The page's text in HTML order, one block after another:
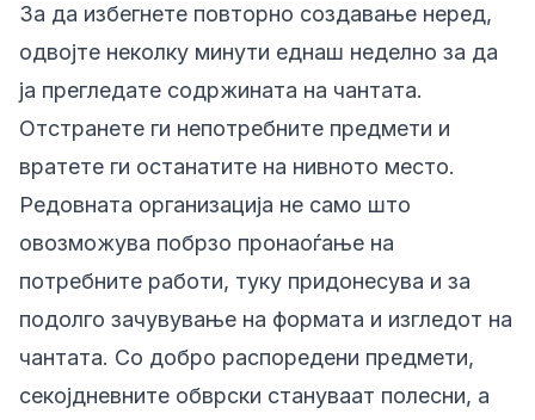
За да избегнете повторно создавање неред,
одвојте неколку минути еднаш неделно за да
ја прегледате содржината на чантата.
Отстранете ги непотребните предмети и
вратете ги останатите на нивното место.
Редовната организација не само што
овозможува побрзо пронаоѓање на
потребните работи, туку придонесува и за
подолго зачувување на формата и изгледот на
чантата. Со добро распоредени предмети,
секојдневните обврски стануваат полесни, а